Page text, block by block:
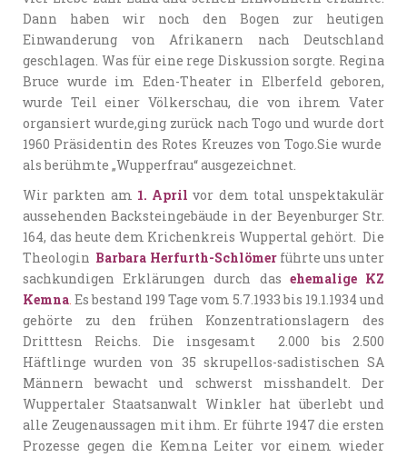
Dann haben wir noch den Bogen zur heutigen
Einwanderung von Afrikanern nach Deutschland
geschlagen. Was für eine rege Diskussion sorgte. Regina
Bruce wurde im Eden-Theater in Elberfeld geboren,
wurde Teil einer Völkerschau, die von ihrem Vater
organsiert wurde,ging zurück nach Togo und wurde dort
1960 Präsidentin des Rotes Kreuzes von Togo.Sie wurde
als berühmte „Wupperfrau“ ausgezeichnet.
Wir parkten am 1. April vor dem total unspektakulär
aussehenden Backsteingebäude in der Beyenburger Str.
164, das heute dem Krichenkreis Wuppertal gehört. Die
Theologin Barbara Herfurth-Schlömerführte uns unter
sachkundigen Erklärungen durch das ehemalige KZ
Kemna. Es bestand 199 Tage vom 5.7.1933 bis 19.1.1934 und
gehörte zu den frühen Konzentrationslagern des
Dritttesn Reichs. Die insgesamt 2.000 bis 2.500
Häftlinge wurden von 35 skrupellos-sadistischen SA
Männern bewacht und schwerst misshandelt. Der
Wuppertaler Staatsanwalt Winkler hat überlebt und
alle Zeugenaussagen mit ihm. Er führte 1947 die ersten
Prozesse gegen die Kemna Leiter vor einem wieder